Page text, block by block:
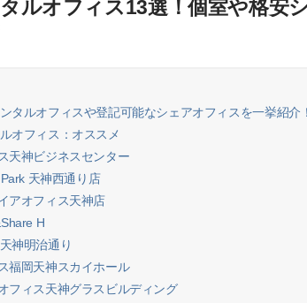
ルオフィス13選！個室や格安
タルオフィスや登記可能なシェアオフィスを一挙紹介！
オフィス：オススメ
天神ビジネスセンター
天神西通り店
アオフィス天神店
H
神明治通り
福岡天神スカイホール
フィス天神グラスビルディング